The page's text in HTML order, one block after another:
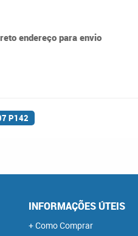
endereço para envio
P142
INFORMAÇÕES ÚTEIS
Como Comprar